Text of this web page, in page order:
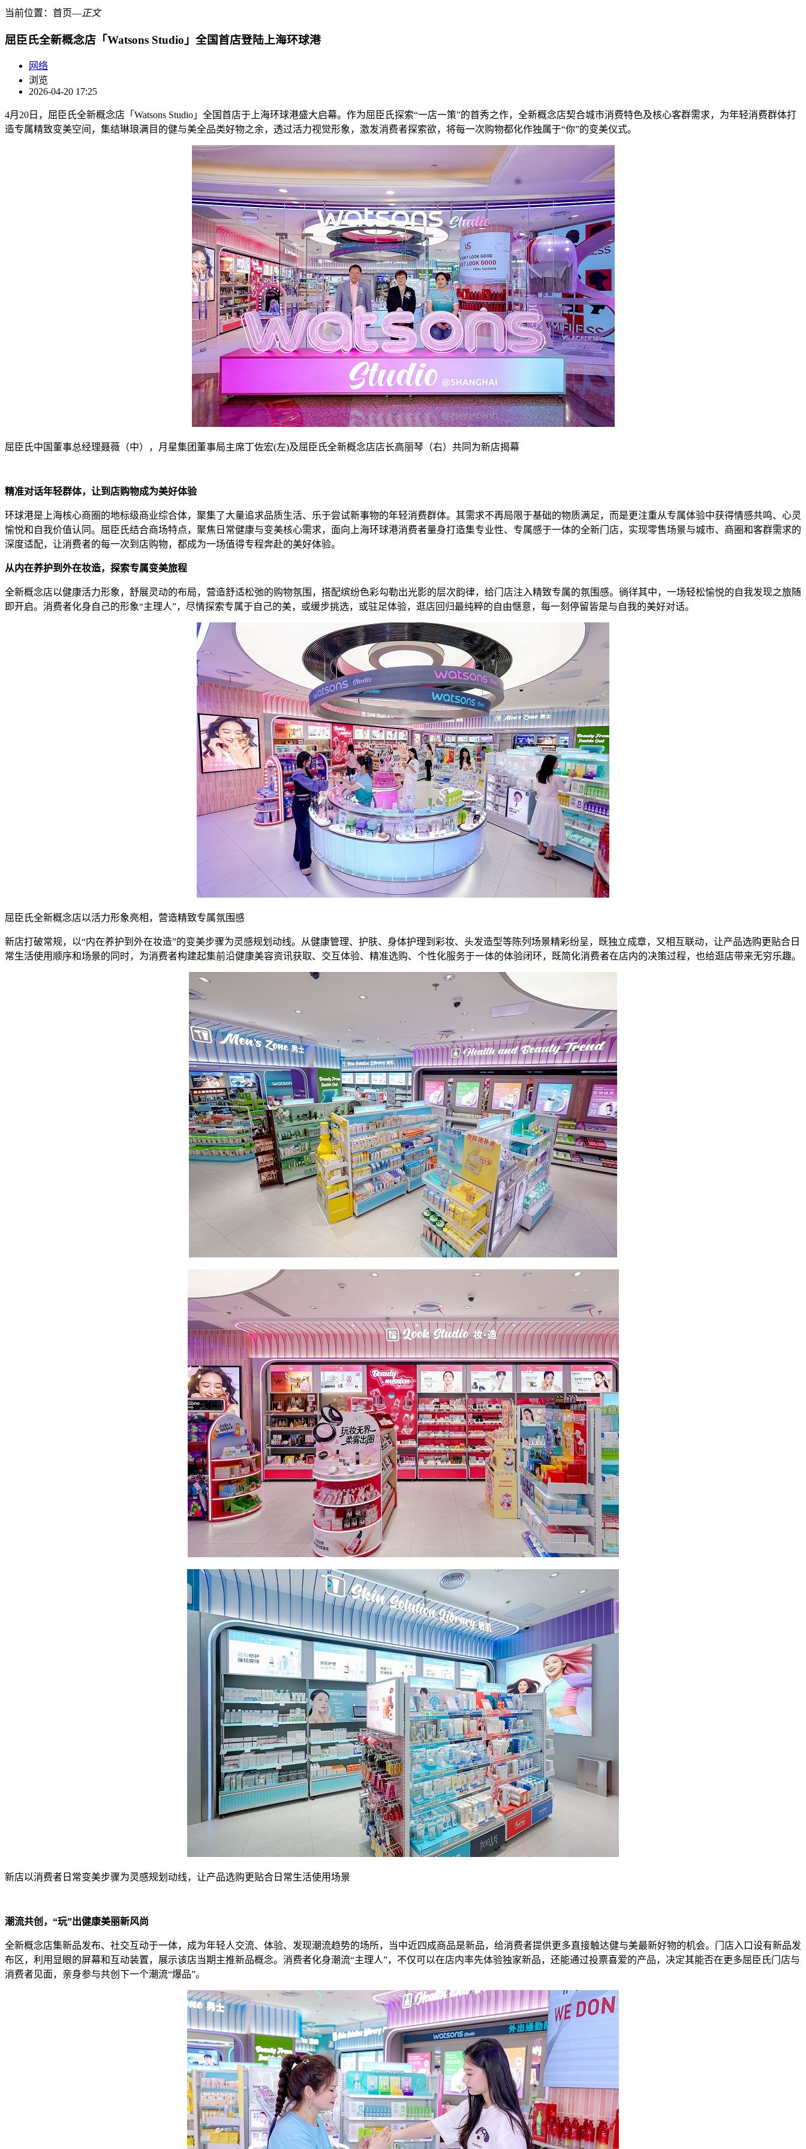
当前位置： 首页―正文
屈臣氏全新概念店「Watsons Studio」全国首店登陆上海环球港
网络
浏览
2026-04-20 17:25
4月20日，屈臣氏全新概念店「Watsons Studio」全国首店于上海环球港盛大启幕。作为屈臣氏探索“一店一策”的首秀之作，全新概念店契合城市消费特色及核心客群需求，为年轻消费群体打
造专属精致变美空间，集结琳琅满目的健与美全品类好物之余，透过活力视觉形象，激发消费者探索欲，将每一次购物都化作独属于“你”的变美仪式。
屈臣氏中国董事总经理聂薇（中），月星集团董事局主席丁佐宏(左)及屈臣氏全新概念店店长高丽琴（右）共同为新店揭幕
精准对话年轻群体， 让到店购物成为美好体验
环球港是上海核心商圈的地标级商业综合体，聚集了大量追求品质生活、乐于尝试新事物的年轻消费群体。其需求不再局限于基础的物质满足，而是更注重从专属体验中获得情感共鸣、心灵
愉悦和自我价值认同。屈臣氏结合商场特点，聚焦日常健康与变美核心需求，面向上海环球港消费者量身打造集专业性、专属感于一体的全新门店，实现零售场景与城市、商圈和客群需求的
深度适配，让消费者的每一次到店购物，都成为一场值得专程奔赴的美好体验。
从内在养护到外在妆造， 探索专属变美旅程
全新概念店以健康活力形象，舒展灵动的布局，营造舒适松弛的购物氛围，搭配缤纷色彩勾勒出光影的层次韵律，给门店注入精致专属的氛围感。徜徉其中，一场轻松愉悦的自我发现之旅随
即开启。消费者化身自己的形象“主理人”，尽情探索专属于自己的美，或缓步挑选，或驻足体验，逛店回归最纯粹的自由惬意，每一刻停留皆是与自我的美好对话。
屈臣氏全新概念店以活力形象亮相，营造精致专属氛围感
新店打破常规，以“内在养护到外在妆造”的变美步骤为灵感规划动线。从健康管理、护肤、身体护理到彩妆、头发造型等陈列场景精彩纷呈，既独立成章，又相互联动，让产品选购更贴合日
常生活使用顺序和场景的同时，为消费者构建起集前沿健康美容资讯获取、交互体验、精准选购、个性化服务于一体的体验闭环，既简化消费者在店内的决策过程，也给逛店带来无穷乐趣。
新店以消费者日常变美步骤为灵感规划动线，让产品选购更贴合日常生活使用场景
潮流共创 ， “玩”出健康美丽新风尚
全新概念店集新品发布、社交互动于一体，成为年轻人交流、体验、发现潮流趋势的场所，当中近四成商品是新品，给消费者提供更多直接触达健与美最新好物的机会。门店入口设有新品发
布区，利用显眼的屏幕和互动装置，展示该店当期主推新品概念。消费者化身潮流“主理人”，不仅可以在店内率先体验独家新品，还能通过投票喜爱的产品，决定其能否在更多屈臣氏门店与
消费者见面，亲身参与共创下一个潮流“爆品”。